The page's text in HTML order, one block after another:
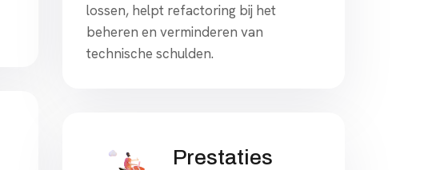
lossen, helpt refactoring bij het
beheren en verminderen van
technische schulden.
Prestaties